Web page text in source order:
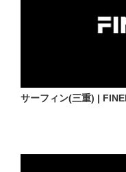
サーフィン(三重) |